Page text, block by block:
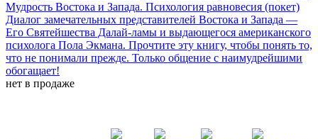
Мудрость Востока и Запада. Психология равновесия (покет)
Диалог замечательных представителей Востока и Запада —
Его Святейшества Далай-ламы и выдающегося американского
психолога Пола Экмана. Прочтите эту книгу, чтобы понять то,
что не понимали прежде. Только общение с наимудрейшими
обогащает!
нет в продаже